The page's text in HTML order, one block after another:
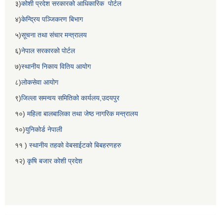
३)कोशी प्रदेश सरकारको आधिकारिक पोर्टल
४)केन्द्रिय पञ्जिकरण बिभाग
५)सूचना तथा संचार मन्त्रालय
६)नेपाल सरकारको पोर्टल
७)स्थानीय निकाय वितिय आयोग
८)लोकसेवा आयोग
९)जिल्ला समन्वय समितिको कार्यलय,उदयपुर
१०) महिला बालबालिका तथा जेष्ठ नागरिक मन्त्रालय
१०)युनिकोर्ड नेपाली
११ ) स्थानीय तहको वेबसाईटको बिबहरणहरु
१२) कृषि बजार कोशी प्रदेश